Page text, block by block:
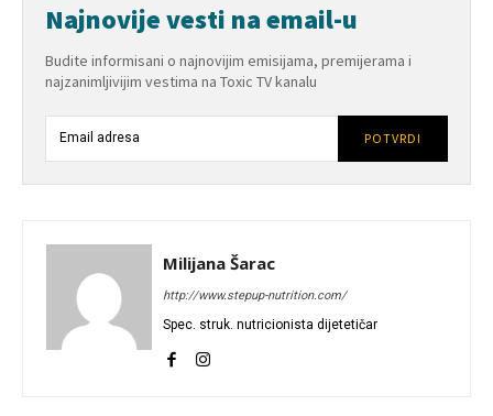
Najnovije vesti na email-u
Budite informisani o najnovijim emisijama, premijerama i
najzanimljivijim vestima na Toxic TV kanalu
POTVRDI
Milijana Šarac
http://www.stepup-nutrition.com/
Spec. struk. nutricionista dijetetičar